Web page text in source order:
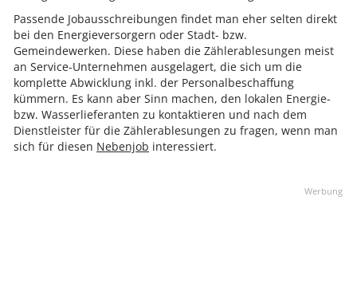
Passende Jobausschreibungen findet man eher selten direkt
bei den Energieversorgern oder Stadt- bzw.
Gemeindewerken. Diese haben die Zählerablesungen meist
an Service-Unternehmen ausgelagert, die sich um die
komplette Abwicklung inkl. der Personalbeschaffung
kümmern. Es kann aber Sinn machen, den lokalen Energie-
bzw. Wasserlieferanten zu kontaktieren und nach dem
Dienstleister für die Zählerablesungen zu fragen, wenn man
sich für diesen Nebenjob interessiert.